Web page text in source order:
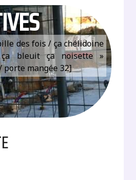
des fois / ça chélidoine
bleuit ça noisette »
porte mangée 32]